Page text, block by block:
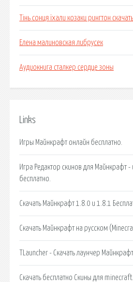
Тінь сонця їхали козаки рингтон скачать
Елена малиновская либрусек
Аудиокнига сталкер сердце зоны
Links
Игры Майнкрафт онлайн бесплатно.
Игра Редактор скинов для Майнкрафт -
бесплатно.
Скачать Майнкрафт 1.8.0 и 1.8.1
Скачать Майнкрафт на русском
TLauncher - Скачать лаунчер Майнкрафт.
Скачать бесплатно Скины для minecraft.